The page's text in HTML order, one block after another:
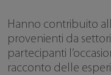
Hanno contribuito
provenienti da
partecipanti
racconto delle